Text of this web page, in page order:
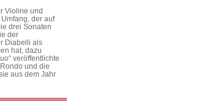
Violine und
der auf
drei Sonaten
der
Diabelli als
hat, dazu
veröffentlichte
und die
aus dem Jahr